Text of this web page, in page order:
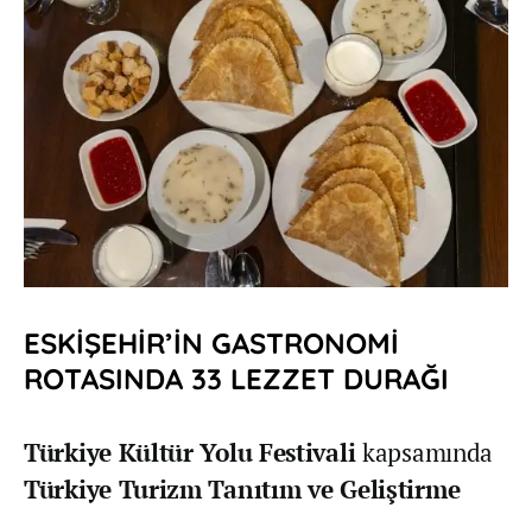
ESKİŞEHİR’İN GASTRONOMİ
ROTASINDA 33 LEZZET DURAĞI
Türkiye Kültür Yolu Festivalikapsamında
Türkiye Turizm Tanıtım ve Geliştirme